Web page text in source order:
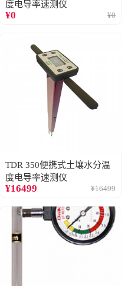
度电导率速测仪
¥0 ¥0
TDR 350便携式土壤水分温
度电导率速测仪
¥16499 ¥16499